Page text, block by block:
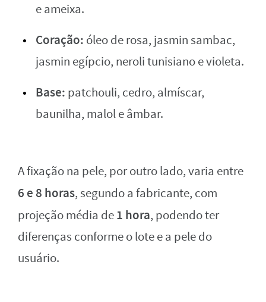
e ameixa.
Coração: óleo de rosa, jasmin sambac,
jasmin egípcio, neroli tunisiano e violeta.
Base: patchouli, cedro, almíscar,
baunilha, malol e âmbar.
A fixação na pele, por outro lado, varia entre
6 e 8 horas, segundo a fabricante, com
projeção média de1 hora, podendo ter
diferenças conforme o lote e a pele do
usuário.